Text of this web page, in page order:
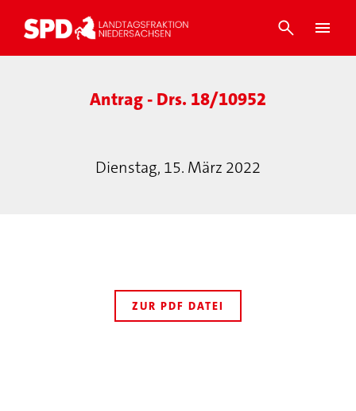
Antrag - Drs. 18/10952
Dienstag, 15. März 2022
ZUR PDF DATEI